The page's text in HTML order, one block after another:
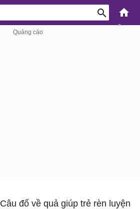
-
đố về quả giúp trẻ rèn luyện